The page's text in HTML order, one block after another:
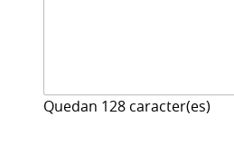
Quedan 128 caracter(es)